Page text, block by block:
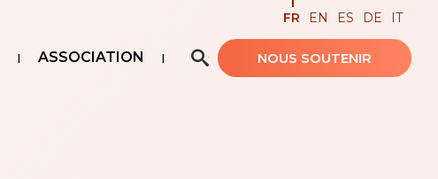
ASSOCIATION Recherche avancée…
FR EN ES DE IT
NOUS SOUTENIR